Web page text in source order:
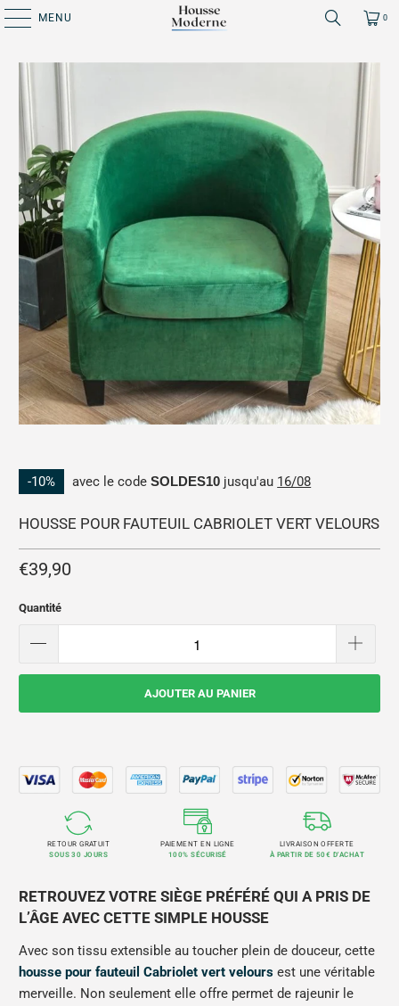
MENU 0
-10% avec le codeSOLDES10 jusqu'au 16/08
HOUSSE POUR FAUTEUIL CABRIOLET VERT VELOURS
€39,90
Quantité
AJOUTER AU PANIER
RETOUR GRATUIT
SOUS 30 JOURS
PAIEMENT EN LIGNE
100% SÉCURISÉ
LIVRAISON OFFERTE
À PARTIR DE 50€ D'ACHAT
RETROUVEZ VOTRE SIÈGE PRÉFÉRÉ QUI A PRIS DE
L’ÂGE AVEC CETTE SIMPLE HOUSSE
Avec son tissu extensible au toucher plein de douceur, cette
housse pour fauteuil Cabriolet vert velours est une véritable
merveille. Non seulement elle offre permet de rajeunir le